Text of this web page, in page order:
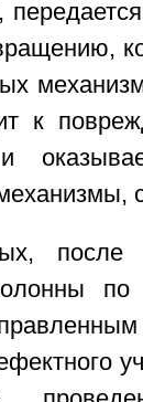
к
после